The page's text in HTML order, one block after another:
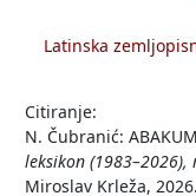
Latinska
Citiranje:
N. Čubranić:
leksikon (1983–2026),
Miroslav Krleža,